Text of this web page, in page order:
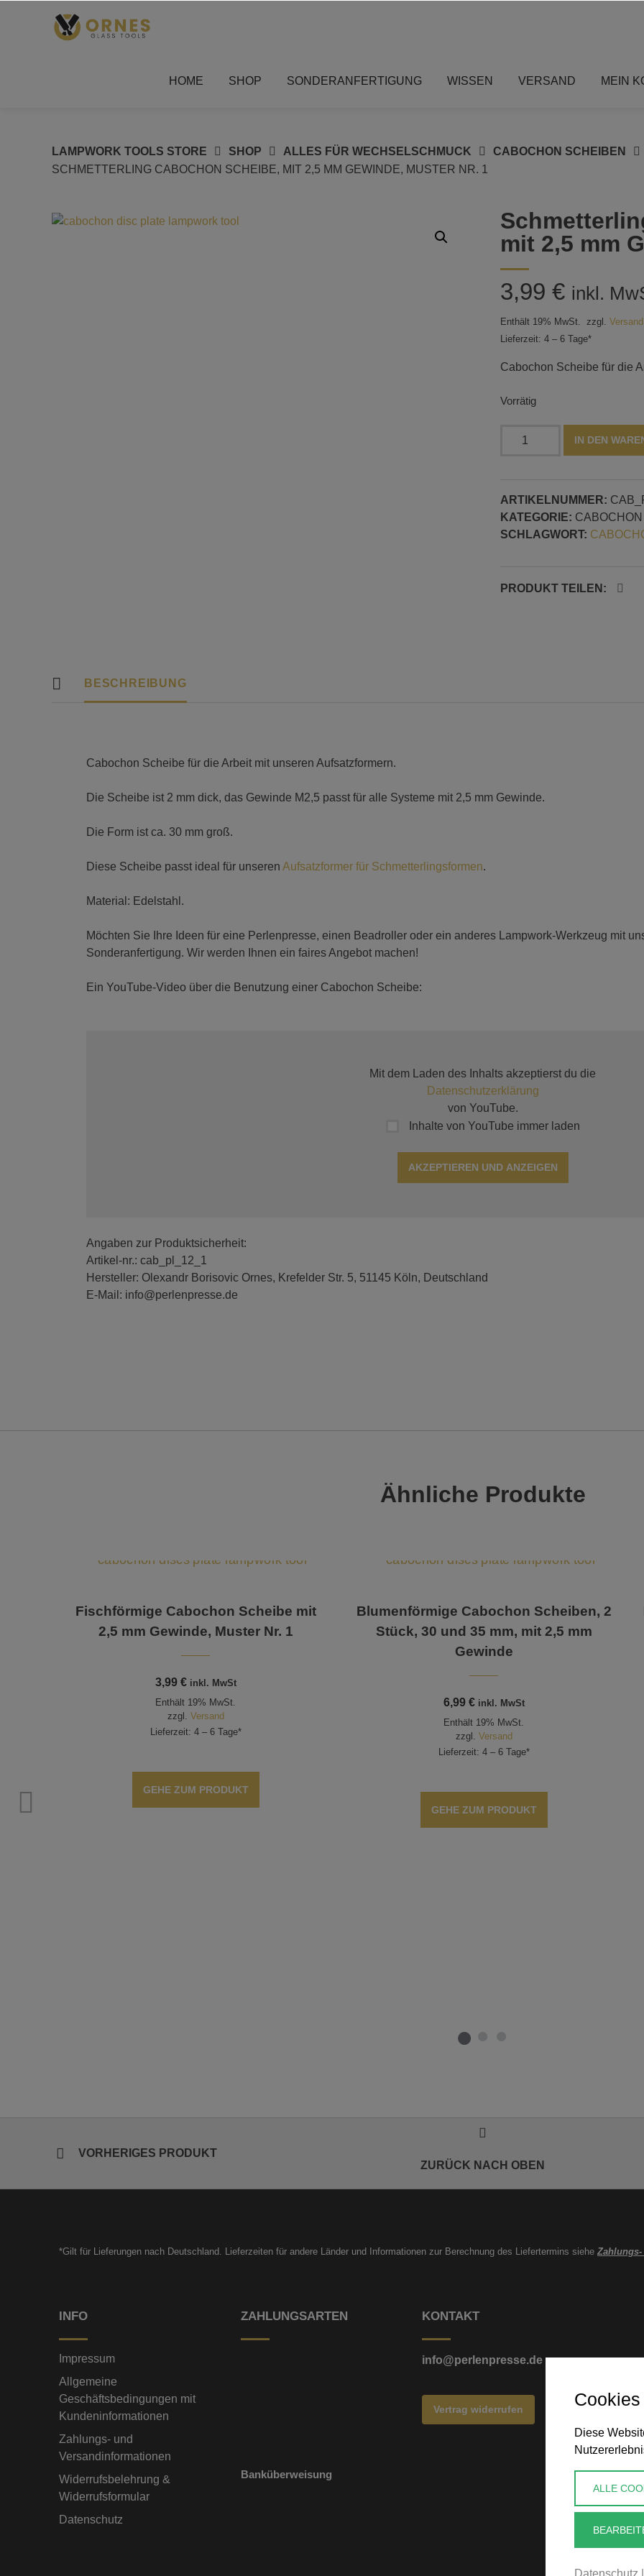
HOME SHOP SONDERANFERTIGUNG WISSEN VERSAND MEIN
LAMPWORK TOOLS STORE SHOP ALLES FÜR WECHSELSCHMUCK
CABOCHON SCHEIBEN
SCHMETTERLING CABOCHON SCHEIBE, MIT 2,5 MM GEWINDE, MUSTER NR. 1
mit 2,5 mm
3,99 € inkl.
Enthält 19% MwSt. zzgl. Versand
Lieferzeit: 4 – 6 Tage*
Cabochon Scheibe für die
Vorrätig
2,5
mm
Gewinde,
1
IN DEN
ARTIKELNUMMER:
KATEGORIE:
SCHLAGWORT:
PRODUKT TEILEN:
BESCHREIBUNG
Cabochon Scheibe für die Arbeit mit unseren Aufsatzformern.
Die Scheibe ist 2 mm dick, das Gewinde M2,5 passt für alle Systeme mit 2,5 mm Gewinde.
Die Form ist ca. 30 mm groß.
Diese Scheibe passt ideal für unseren Aufsatzformer für Schmetterlingsformen.
Material: Edelstahl.
Möchten Sie Ihre Ideen für eine Perlenpresse, einen Beadroller oder ein anderes Lampwork-Werkzeug mit
Sonderanfertigung. Wir werden Ihnen ein faires Angebot machen!
Ein YouTube-Video über die Benutzung einer Cabochon Scheibe:
Mit dem Laden des Inhalts akzeptierst du die
Datenschutzerklärung
von YouTube.
Inhalte von YouTube immer laden
AKZEPTIEREN UND ANZEIGEN
Angaben zur Produktsicherheit:
Artikel-nr.: cab_pl_12_1
Hersteller: Olexandr Borisovic Ornes, Krefelder Str. 5, 51145 Köln, Deutschland
E-Mail: info@perlenpresse.de
Ähnliche Produkte
mit
Dieses Produkt weist mehrere Varianten auf. Die Optionen können auf der Produktseite gewählt werden
Fischförmige Cabochon Scheibe mit
2,5 mm Gewinde, Muster Nr. 1
3,99 € inkl. MwSt
Enthält 19% MwSt.
zzgl. Versand
Lieferzeit: 4 – 6 Tage*
GEHE ZUM PRODUKT
Blumenförmige Cabochon Scheiben, 2
Stück, 30 und 35 mm, mit 2,5 mm
Gewinde
6,99 € inkl. MwSt
Enthält 19% MwSt.
zzgl. Versand
Lieferzeit: 4 – 6 Tage*
GEHE ZUM PRODUKT
VORHERIGES PRODUKT
ZURÜCK NACH OBEN
*Gilt für Lieferungen nach Deutschland. Lieferzeiten für andere Länder und Informationen zur Berechnung des Liefertermins siehe
INFO
Impressum
Allgemeine
Geschäftsbedingungen mit
Kundeninformationen
Zahlungs- und
Versandinformationen
Widerrufsbelehrung &
Widerrufsformular
Datenschutz
ZAHLUNGSARTEN
Banküberweisung
KONTAKT
info@perlenpresse.de
Vertrag widerrufen
Diese
ALLE
Datenschutz